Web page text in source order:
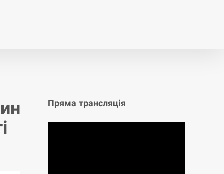
Пряма трансляція